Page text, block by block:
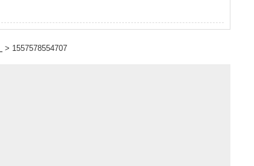
> 1557578554707